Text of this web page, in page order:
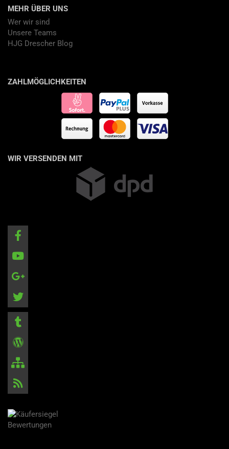
MEHR ÜBER UNS
Wer wir sind
Unsere Teams
HJG Drescher Blog
ZAHLMÖGLICHKEITEN
WIR VERSENDEN MIT